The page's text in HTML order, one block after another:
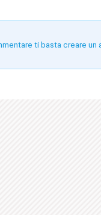
ti basta creare